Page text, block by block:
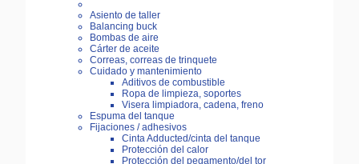
Asiento de taller
Balancing buck
Bombas de aire
Cárter de aceite
Correas, correas de trinquete
Cuidado y mantenimiento
Aditivos de combustible
Ropa de limpieza, soportes
Visera limpiadora, cadena, freno
Espuma del tanque
Fijaciones / adhesivos
Cinta Adducted/cinta del tanque
Protección del calor
Protección del pegamento/del tor